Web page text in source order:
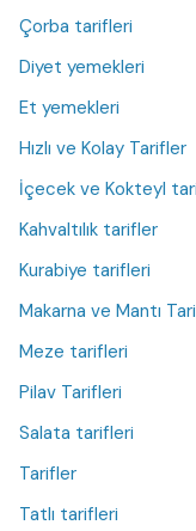
Çorba tarifleri
Diyet yemekleri
Et yemekleri
Hızlı ve Kolay Tarifler
İçecek ve Kokteyl
Kahvaltılık tarifler
Kurabiye tarifleri
Makarna ve Mantı
Meze tarifleri
Pilav Tarifleri
Salata tarifleri
Tarifler
Tatlı tarifleri